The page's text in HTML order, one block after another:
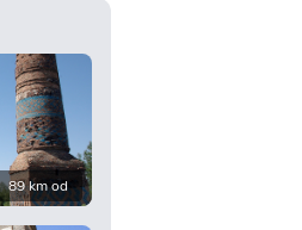
89 km od